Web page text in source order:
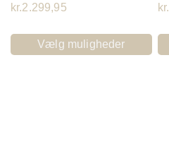
kr.2.299,95
Vælg muligheder
kr.